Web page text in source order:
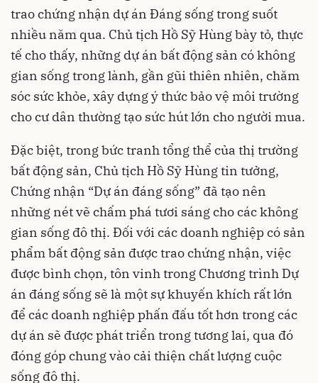
trao chứng nhận dự án Đáng sống trong suốt
nhiều năm qua. Chủ tịch Hồ Sỹ Hùng bày tỏ, thực
tế cho thấy, những dự án bất động sản có không
gian sống trong lành, gần gũi thiên nhiên, chăm
sóc sức khỏe, xây dựng ý thức bảo vệ môi trường
cho cư dân thường tạo sức hút lớn cho người mua.
Đặc biệt, trong bức tranh tổng thể của thị trường
bất động sản, Chủ tịch Hồ Sỹ Hùng tin tưởng,
Chứng nhận “Dự án đáng sống” đã tạo nên
những nét vẽ chấm phá tươi sáng cho các không
gian sống đô thị. Đối với các doanh nghiệp có sản
phẩm bất động sản được trao chứng nhận, việc
được bình chọn, tôn vinh trong Chương trình Dự
án đáng sống sẽ là một sự khuyến khích rất lớn
để các doanh nghiệp phấn đấu tốt hơn trong các
dự án sẽ được phát triển trong tương lai, qua đó
đóng góp chung vào cải thiện chất lượng cuộc
sống đô thị.